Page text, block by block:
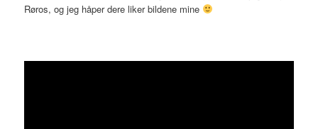
Røros, og jeg håper dere liker bildene mine